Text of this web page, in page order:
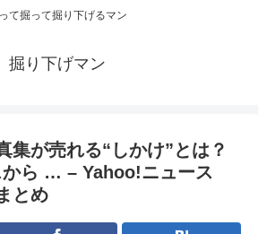
て掘って掘り下げるマン
掘り下げマン
集が売れる“しかけ”とは？
から … – Yahoo!ニュース
とめ